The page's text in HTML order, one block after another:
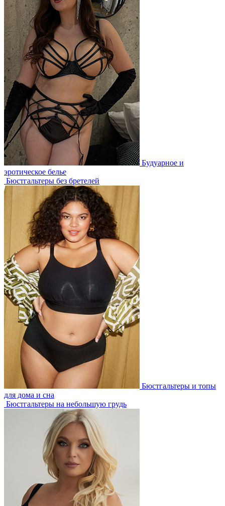
Будуарное и
эротическое белье
Бюстгальтеры без бретелей
Бюстгальтеры и топы
для дома и сна
Бюстгальтеры на небольшую грудь